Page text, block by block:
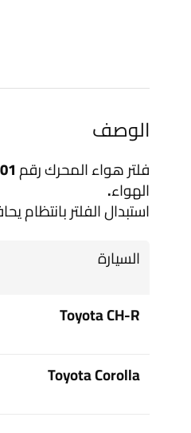
الوصف
فلتر هواء المحرك رقم
الهواء.
استبدال الفلتر
السيارة
Toyota CH-R
Toyota Corolla